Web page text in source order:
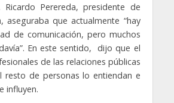
Ricardo Perereda, presidente de
aseguraba que actualmente “hay
de comunicación, pero muchos
En este sentido, dijo que el
de las relaciones públicas
resto de personas lo entiendan e
influyen.